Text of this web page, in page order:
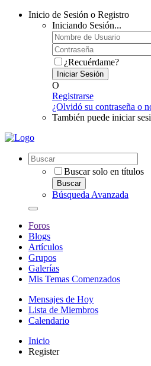
Inicio de Sesión o Registro
Iniciando Sesión...
¿Recuérdame?
Iniciar Sesión
O
Registrarse
¿Olvidó su contraseña o
También puede iniciar
Buscar solo en títulos
Buscar
Búsqueda Avanzada
Foros
Blogs
Artículos
Grupos
Galerías
Mis Temas Comenzados
Mensajes de Hoy
Lista de Miembros
Calendario
Inicio
Register